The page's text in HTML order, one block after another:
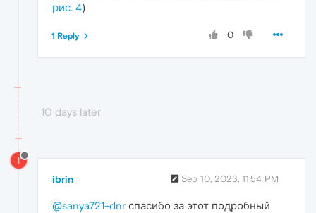
рис. 4)
0
1 Reply
10 days later
I
ibrin Sep 10, 2023, 11:54 PM
@sanya721-dnr спасибо за этот подробный